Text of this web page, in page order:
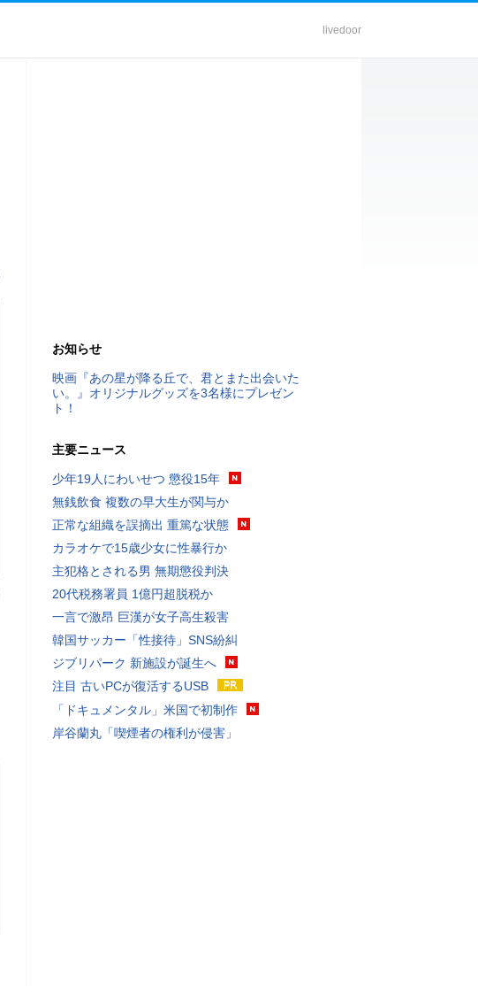
livedoor
お知らせ
映画『あの星が降る丘で、君とまた出会いた
い。』オリジナルグッズを3名様にプレゼン
ト！
主要ニュース
少年19人にわいせつ 懲役15年
無銭飲食 複数の早大生が関与か
正常な組織を誤摘出 重篤な状態
カラオケで15歳少女に性暴行か
主犯格とされる男 無期懲役判決
20代税務署員 1億円超脱税か
一言で激昂 巨漢が女子高生殺害
韓国サッカー「性接待」SNS紛糾
ジブリパーク 新施設が誕生へ
注目 古いPCが復活するUSB
「ドキュメンタル」米国で初制作
岸谷蘭丸「喫煙者の権利が侵害」